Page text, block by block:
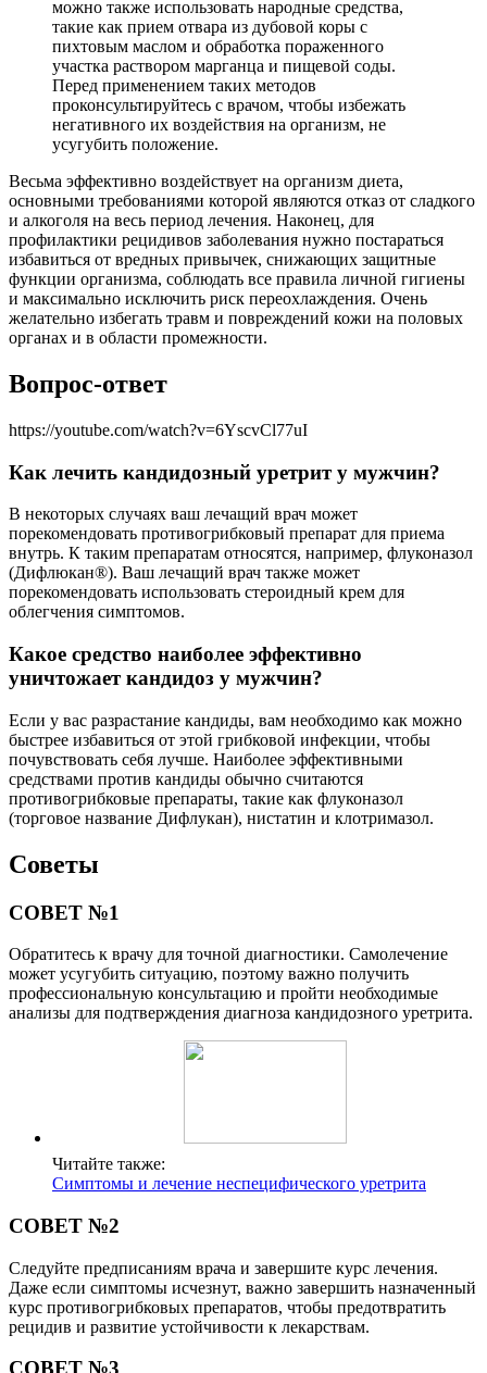
можно также использовать народные средства,
такие как прием отвара из дубовой коры с
пихтовым маслом и обработка пораженного
участка раствором марганца и пищевой соды.
Перед применением таких методов
проконсультируйтесь с врачом, чтобы избежать
негативного их воздействия на организм, не
усугубить положение.
Весьма эффективно воздействует на организм диета,
основными требованиями которой являются отказ от сладкого
и алкоголя на весь период лечения. Наконец, для
профилактики рецидивов заболевания нужно постараться
избавиться от вредных привычек, снижающих защитные
функции организма, соблюдать все правила личной гигиены
и максимально исключить риск переохлаждения. Очень
желательно избегать травм и повреждений кожи на половых
органах и в области промежности.
Вопрос-ответ
https://youtube.com/watch?v=6YscvCl77uI
Как лечить кандидозный уретрит у мужчин?
В некоторых случаях ваш лечащий врач может
порекомендовать противогрибковый препарат для приема
внутрь. К таким препаратам относятся, например, флуконазол
(Дифлюкан®). Ваш лечащий врач также может
порекомендовать использовать стероидный крем для
облегчения симптомов.
Какое средство наиболее эффективно
уничтожает кандидоз у мужчин?
Если у вас разрастание кандиды, вам необходимо как можно
быстрее избавиться от этой грибковой инфекции, чтобы
почувствовать себя лучше. Наиболее эффективными
средствами против кандиды обычно считаются
противогрибковые препараты, такие как флуконазол
(торговое название Дифлукан), нистатин и клотримазол.
Советы
СОВЕТ №1
Обратитесь к врачу для точной диагностики. Самолечение
может усугубить ситуацию, поэтому важно получить
профессиональную консультацию и пройти необходимые
анализы для подтверждения диагноза кандидозного уретрита.
Читайте также:
Симптомы и лечение неспецифического уретрита
СОВЕТ №2
Следуйте предписаниям врача и завершите курс лечения.
Даже если симптомы исчезнут, важно завершить назначенный
курс противогрибковых препаратов, чтобы предотвратить
рецидив и развитие устойчивости к лекарствам.